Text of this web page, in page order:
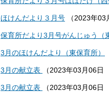
ほけんだより３月号 （ 2023年03
保育所だより3月号がんじゅう（
3月のほけんだより（東保育所）
3月の献立表 （ 2023年03月06日
3月の献立表 （ 2023年03月06日